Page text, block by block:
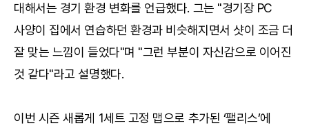
대해서는 경기 환경 변화를 언급했다. 그는 "경기장 PC
사양이 집에서 연습하던 환경과 비슷해지면서 샷이 조금 더
잘 맞는 느낌이 들었다"며 "그런 부분이 자신감으로 이어진
것 같다"라고 설명했다.
이번 시즌 새롭게 1세트 고정 맵으로 추가된 ‘팰리스’에